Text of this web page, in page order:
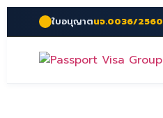
ใบอนุญาตนจ.0036/2560